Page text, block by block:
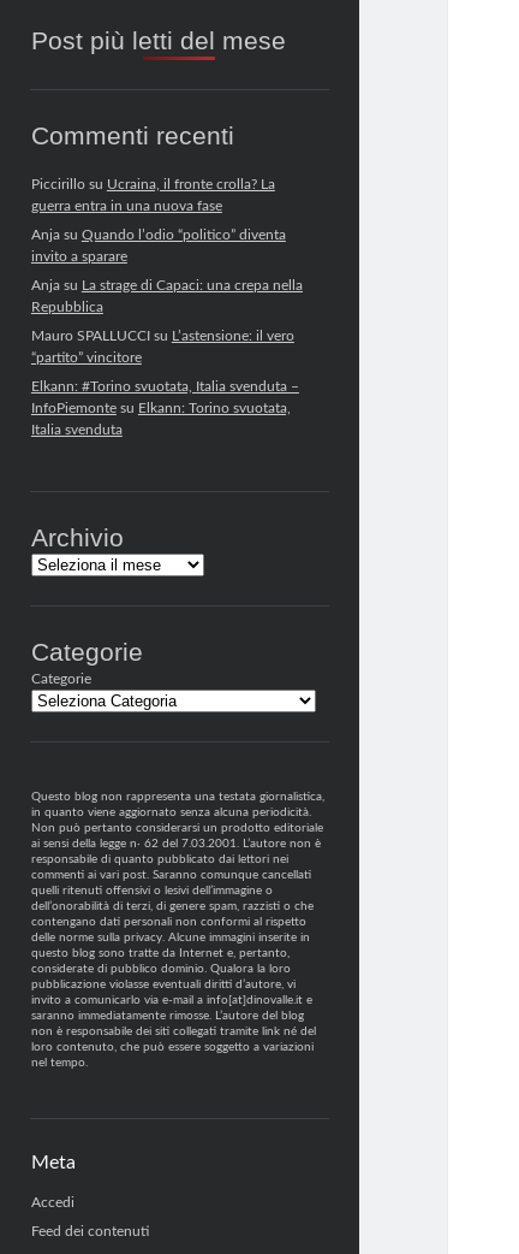
Post più letti del mese
Commenti recenti
Piccirillosu Ucraina, il fronte crolla? La
guerra entra in una nuova fase
Anjasu Quando l’odio “politico” diventa
invito a sparare
Anjasu La strage di Capaci: una crepa nella
Repubblica
Mauro SPALLUCCIsu L’astensione: il vero
“partito” vincitore
Elkann: #Torino svuotata, Italia svenduta –
InfoPiemontesu Elkann: Torino svuotata,
Italia svenduta
Archivio
Archivi
Categorie
Categorie
Questo blog non rappresenta una testata giornalistica,
in quanto viene aggiornato senza alcuna periodicità.
Non può pertanto considerarsi un prodotto editoriale
ai sensi della legge n· 62 del 7.03.2001. L’autore non è
responsabile di quanto pubblicato dai lettori nei
commenti ai vari post. Saranno comunque cancellati
quelli ritenuti offensivi o lesivi dell’immagine o
dell’onorabilità di terzi, di genere spam, razzisti o che
contengano dati personali non conformi al rispetto
delle norme sulla privacy. Alcune immagini inserite in
questo blog sono tratte da Internet e, pertanto,
considerate di pubblico dominio. Qualora la loro
pubblicazione violasse eventuali diritti d’autore, vi
invito a comunicarlo via e-mail a info[at]dinovalle.it e
saranno immediatamente rimosse. L’autore del blog
non è responsabile dei siti collegati tramite link né del
loro contenuto, che può essere soggetto a variazioni
nel tempo.
Meta
Accedi
Feed dei contenuti